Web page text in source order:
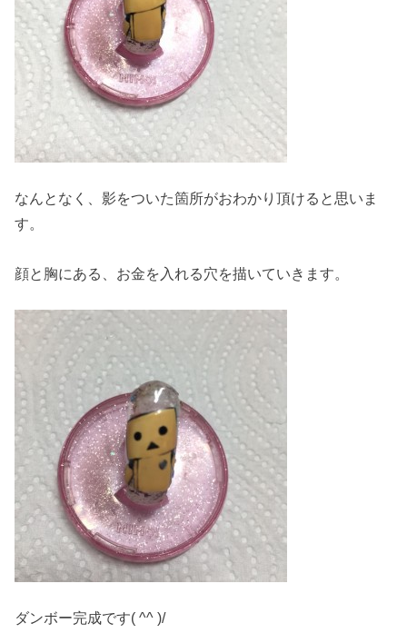
なんとなく、影をついた箇所がおわかり頂けると思いま
す。
顔と胸にある、お金を入れる穴を描いていきます。
ダンボー完成です( ^^ )/